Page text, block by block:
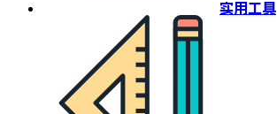
实用工具